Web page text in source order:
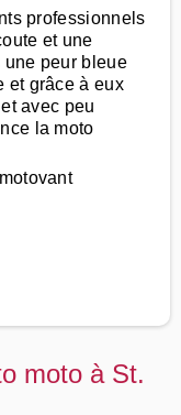
professionnels
et une
une peur bleue
et grâce à eux
avec peu
la moto
moto à St.